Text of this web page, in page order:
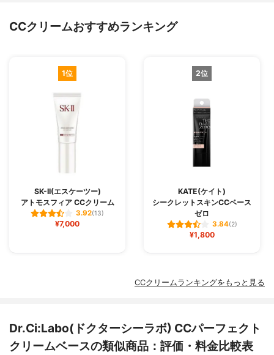
CCクリームおすすめランキング
1位
SK-II(エスケーツー)
アトモスフィア CCクリーム
3.92(13)
¥7,000
2位
KATE(ケイト)
シークレットスキンCCベース
ゼロ
3.84(2)
¥1,800
CCクリームランキングをもっと見る
Dr.Ci:Labo(ドクターシーラボ) CCパーフェクト
クリームベースの類似商品：評価・料金比較表